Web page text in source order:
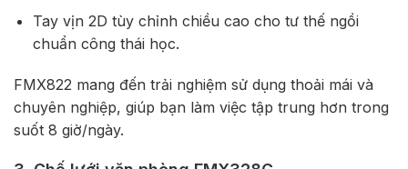
Tay vịn 2D tùy chỉnh chiều cao cho tư thế ngồi
chuẩn công thái học.
FMX822 mang đến trải nghiệm sử dụng thoải mái và
chuyên nghiệp, giúp bạn làm việc tập trung hơn trong
suốt 8 giờ/ngày.